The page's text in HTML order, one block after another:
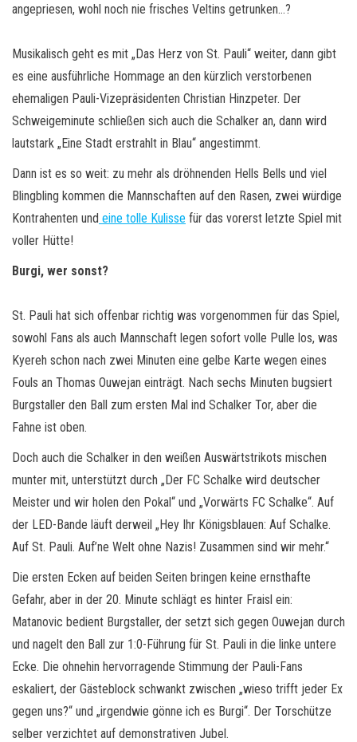
angepriesen, wohl noch nie frisches Veltins getrunken…?
Musikalisch geht es mit „Das Herz von St. Pauli“ weiter, dann gibt
es eine ausführliche Hommage an den kürzlich verstorbenen
ehemaligen Pauli-Vizepräsidenten Christian Hinzpeter. Der
Schweigeminute schließen sich auch die Schalker an, dann wird
lautstark „Eine Stadt erstrahlt in Blau“ angestimmt.
Dann ist es so weit: zu mehr als dröhnenden Hells Bells und viel
Blingbling kommen die Mannschaften auf den Rasen, zwei würdige
Kontrahenten und eine tolle Kulisse für das vorerst letzte Spiel mit
voller Hütte!
Burgi, wer sonst?
St. Pauli hat sich offenbar richtig was vorgenommen für das Spiel,
sowohl Fans als auch Mannschaft legen sofort volle Pulle los, was
Kyereh schon nach zwei Minuten eine gelbe Karte wegen eines
Fouls an Thomas Ouwejan einträgt. Nach sechs Minuten bugsiert
Burgstaller den Ball zum ersten Mal ind Schalker Tor, aber die
Fahne ist oben.
Doch auch die Schalker in den weißen Auswärtstrikots mischen
munter mit, unterstützt durch „Der FC Schalke wird deutscher
Meister und wir holen den Pokal“ und „Vorwärts FC Schalke“. Auf
der LED-Bande läuft derweil „Hey Ihr Königsblauen: Auf Schalke.
Auf St. Pauli. Auf’ne Welt ohne Nazis! Zusammen sind wir mehr.“
Die ersten Ecken auf beiden Seiten bringen keine ernsthafte
Gefahr, aber in der 20. Minute schlägt es hinter Fraisl ein:
Matanovic bedient Burgstaller, der setzt sich gegen Ouwejan durch
und nagelt den Ball zur 1:0-Führung für St. Pauli in die linke untere
Ecke. Die ohnehin hervorragende Stimmung der Pauli-Fans
eskaliert, der Gästeblock schwankt zwischen „wieso trifft jeder Ex
gegen uns?“ und „irgendwie gönne ich es Burgi“. Der Torschütze
selber verzichtet auf demonstrativen Jubel.